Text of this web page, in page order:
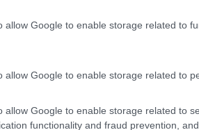
allow Google to enable storage related to
allow Google to enable storage related to
allow Google to enable storage related to
functionality and fraud prevention,
(BZ) - 54.7km
33